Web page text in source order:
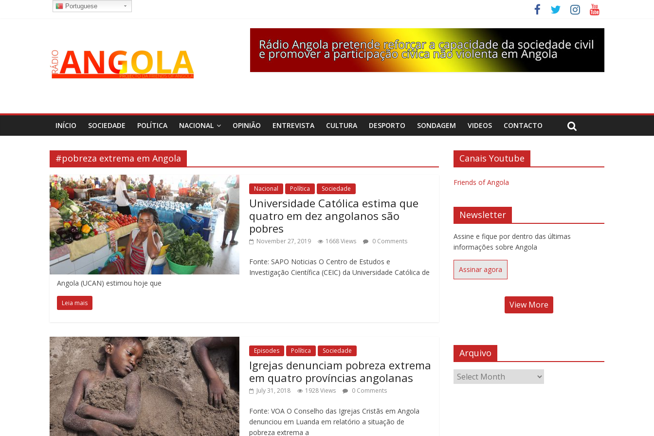
INÍCIO SOCIEDADE POLÍTICA NACIONAL OPINIÃO ENTREVISTA CULTURA DESPORTO SONDAGEM VIDEOS CONTACTO
#pobreza extrema em Angola
Nacional Política Sociedade
Universidade Católica estima que
quatro em dez angolanos são
pobres
November 27, 2019 1668 Views 0 Comments
Fonte: SAPO Noticias O Centro de Estudos e
Investigação Científica (CEIC) da Universidade Católica de
Angola (UCAN) estimou hoje que
Leia mais
Episodes Política Sociedade
Igrejas denunciam pobreza extrema
em quatro províncias angolanas
July 31, 2018 1928 Views 0 Comments
Fonte: VOA O Conselho das Igrejas Cristãs em Angola
denunciou em Luanda em relatório a situação de
pobreza extrema a
Canais Youtube
Friends of Angola
Newsletter
Assine e fique por dentro das últimas
informações sobre Angola
Assinar agora
View More
Arquivo
Portuguese